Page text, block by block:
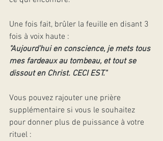
Une fois fait, brûler la feuille en disant 3
fois à voix haute :
"Aujourd’hui en conscience, je mets tous
mes fardeaux au tombeau, et tout se
dissout en Christ. CECI EST."
Vous pouvez rajouter une prière
supplémentaire si vous le souhaitez
pour donner plus de puissance à votre
rituel :